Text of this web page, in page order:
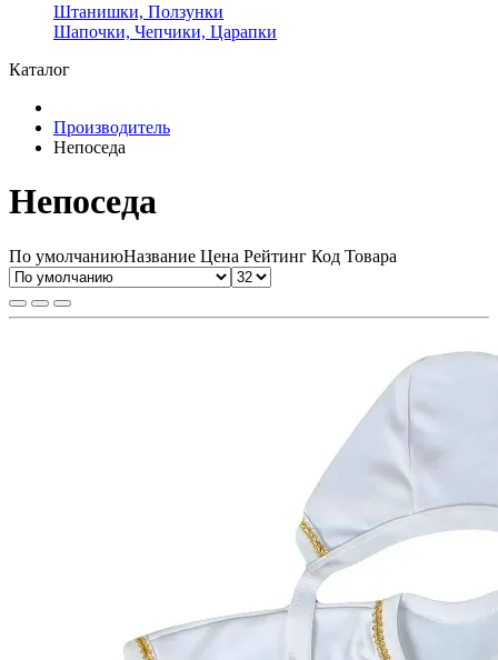
Штанишки, Ползунки
Шапочки, Чепчики, Царапки
Каталог
Производитель
Непоседа
Непоседа
По умолчаниюНазвание Цена Рейтинг Код Товара